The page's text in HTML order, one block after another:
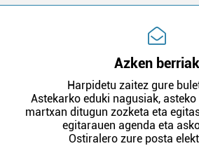
Azken berriak
Harpidetu zaitez gure
Astekarko eduki nagusiak,
martxan ditugun zozketa eta
egitarauen agenda eta
Ostiralero zure posta